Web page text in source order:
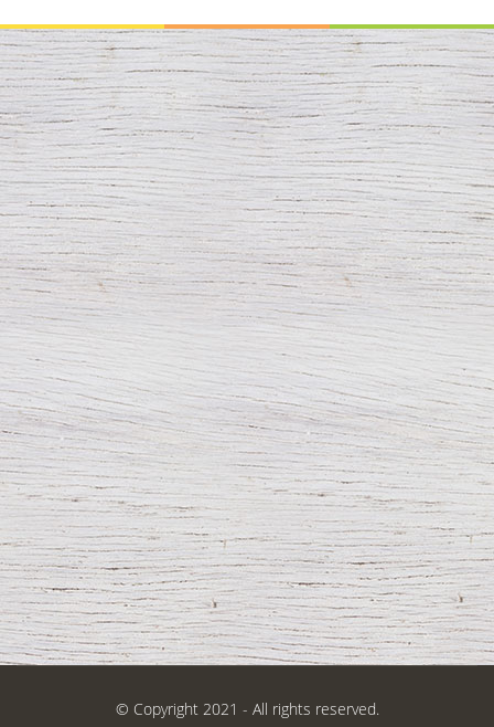
© Copyright 2021 - All rights reserved.